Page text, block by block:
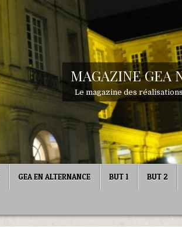
MAGAZINE GEA
Le magazine des
GEA EN ALTERNANCE BUT 1 BUT 2